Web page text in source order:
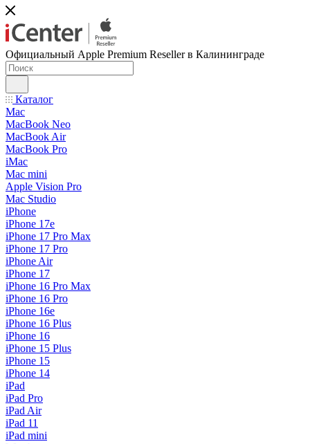
Официальный Apple Premium Reseller в Калининграде
Каталог
Mac
MacBook Neo
MacBook Air
MacBook Pro
iMac
Mac mini
Apple Vision Pro
Mac Studio
iPhone
iPhone 17e
iPhone 17 Pro Max
iPhone 17 Pro
iPhone Air
iPhone 17
iPhone 16 Pro Max
iPhone 16 Pro
iPhone 16e
iPhone 16 Plus
iPhone 16
iPhone 15 Plus
iPhone 15
iPhone 14
iPad
iPad Pro
iPad Air
iPad 11
iPad mini